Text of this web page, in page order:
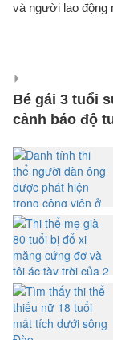
và người lao động
Bé gái 3 tuổi
cảnh báo độ